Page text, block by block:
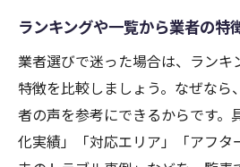
ランキングや一覧から業者の特
業者選びで迷った場合は、ランキ
特徴を比較しましょう。なぜなら
者の声を参考にできるからです。
化実績」「対応エリア」「アフタ